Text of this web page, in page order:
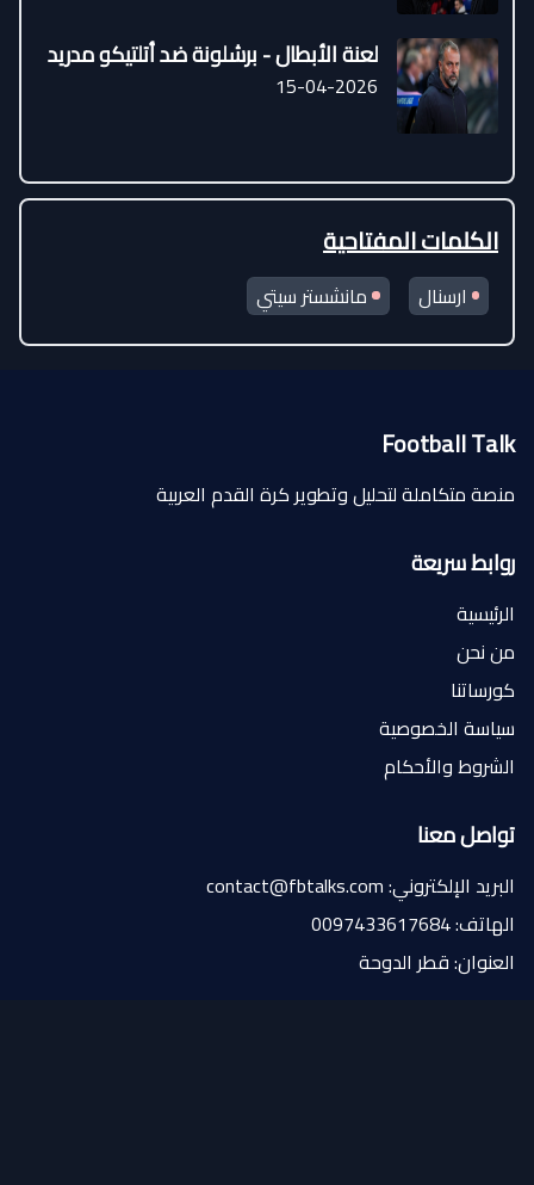
لعنة الأبطال - برشلونة ضد أتلتيكو مدريد
15-04-2026
الكلمات المفتاحية
ارسنال مانشستر سيتي
Football Talk
منصة متكاملة لتحليل وتطوير كرة القدم العربية
روابط سريعة
الرئيسية
من نحن
كورساتنا
سياسة الخصوصية
الشروط والأحكام
تواصل معنا
البريد الإلكتروني: contact@fbtalks.com
الهاتف: 0097433617684
العنوان: قطر الدوحة